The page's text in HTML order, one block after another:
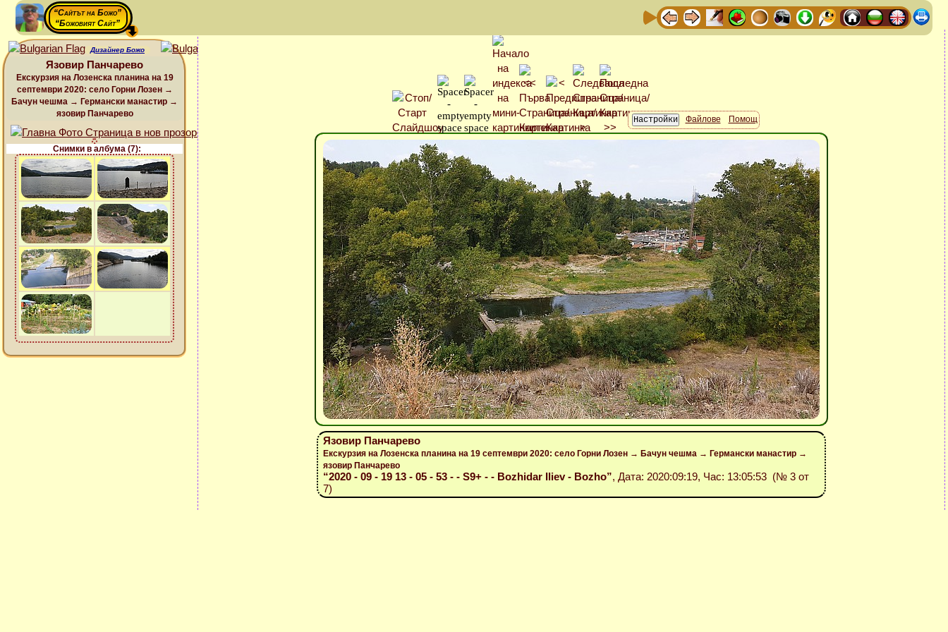
“Сайтът на Божо”
“Божовият Сайт”
Дизайнер Божо
Язовир Панчарево
Екскурзия на Лозенска планина на 19
септември 2020: село Горни Лозен →
Бачун чешма → Германски манастир →
язовир Панчарево
Снимки в албума (7):
Файлове Помощ
Язовир Панчарево
Екскурзия на Лозенска планина на 19 септември 2020: село Горни Лозен → Бачун чешма → Германски манастир →
язовир Панчарево
“2020 - 09 - 19 13 - 05 - 53 - - S9+ - - Bozhidar Iliev - Bozho”, Дата: 2020:09:19, Час: 13:05:53 (№ 3 от
7)